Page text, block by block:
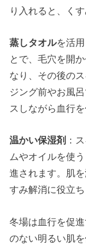
り入れると、く
蒸しタオルを活
とで、毛穴を開
なり、その後の
ジング前やお風
スしながら血行を
温かい保湿剤 ：
ムやオイルを使
進されます。肌
すみ解消に役立ち
冬場は血行を促
のない明るい肌